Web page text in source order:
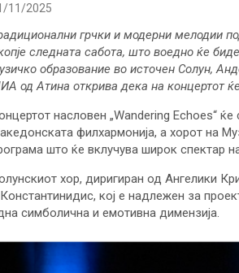
11/2025
грчки и модерни мелодии
следната сабота, што воедно ќе
образование во источен Солун,
од Атина открива дека на концертот
насловен „Wandering Echoes“
филхармонија, а хорот на
што ќе вклучува широк спектар
хор, диригиран од Ангелики
кој е надлежен за
симболична и емотивна димензија.